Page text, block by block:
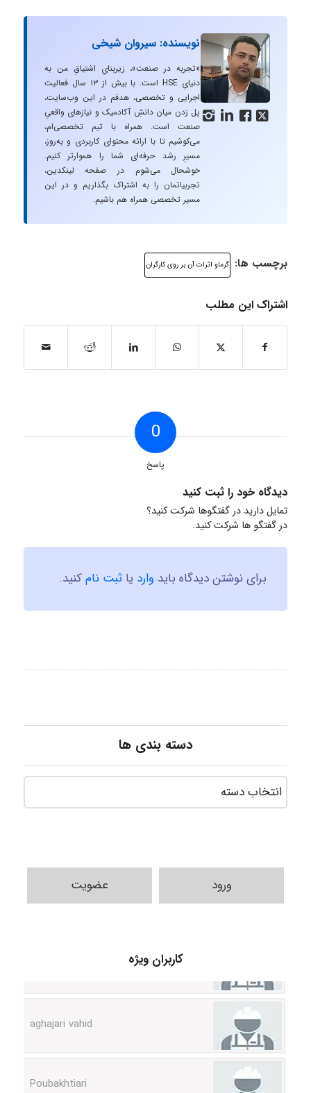
   
نویسنده: سیروان شیخی
«تجربه در صنعت»، زیربنایِ اشتیاقِ من به
دنیایِ HSE است. با بیش از ۱۳ سال فعالیت
اجرایی و تخصصی، هدفم در این وب‌سایت،
پل زدن میان دانشِ آکادمیک و نیازهای واقعیِ
صنعت است. همراه با تیم تخصصی‌ام،
می‌کوشیم تا با ارائه محتوای کاربردی و به‌روز،
مسیرِ رشد حرفه‌ای شما را هموارتر کنیم.
خوشحال می‌شوم در صفحه لینکدین،
تجربیاتمان را به اشتراک بگذاریم و در این
مسیر تخصصی همراه هم باشیم.
برچسب ها: گرماو اثرات آن بر روی كارگران
اشتراک این مطلب
0
پاسخ
دیدگاه خود را ثبت کنید
تمایل دارید در گفتگوها شرکت کنید؟
در گفتگو ها شرکت کنید.
برای نوشتن دیدگاه باید وارد یا ثبت نامکنید.
دسته بندی ها
ورود عضویت
کاربران ویژه